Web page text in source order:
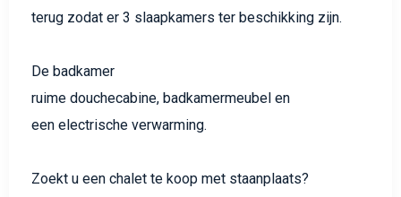
terug zodat er 3 slaapkamers ter beschikking zijn.
De badkamer
ruime douchecabine, badkamermeubel en
een electrische verwarming.
Zoekt u een chalet te koop met staanplaats?